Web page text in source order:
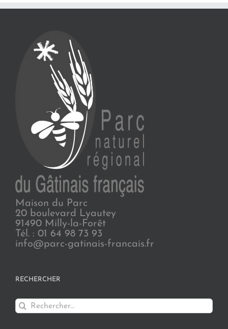
Maison du Parc
20 boulevard Lyautey
91490 Milly-la-Forêt
Tél. : 01 64 98 73 93
info@parc-gatinais-francais.fr
RECHERCHER
Rechercher: